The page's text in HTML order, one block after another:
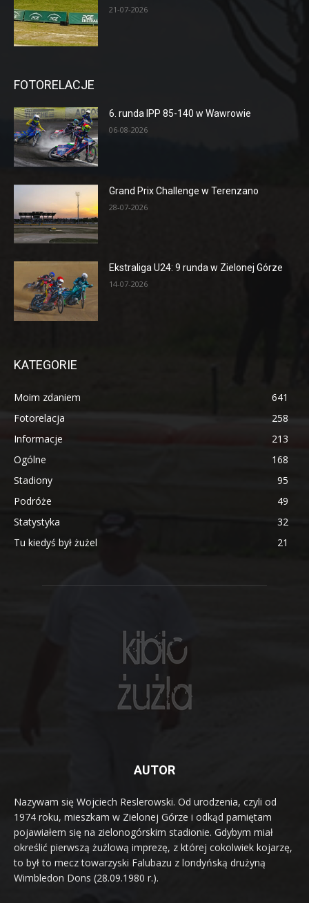
21-07-2026
FOTORELACJE
6. runda IPP 85-140 w Wawrowie
06-08-2026
Grand Prix Challenge w Terenzano
28-07-2026
Ekstraliga U24: 9 runda w Zielonej Górze
14-07-2026
KATEGORIE
Moim zdaniem
641
Fotorelacja
258
Informacje
213
Ogólne
168
Stadiony
95
Podróże
49
Statystyka
32
Tu kiedyś był żużel
21
AUTOR
Nazywam się Wojciech Reslerowski. Od urodzenia, czyli od
1974 roku, mieszkam w Zielonej Górze i odkąd pamiętam
pojawiałem się na zielonogórskim stadionie. Gdybym miał
określić pierwszą żużlową imprezę, z której cokolwiek kojarzę,
to był to mecz towarzyski Falubazu z londyńską drużyną
Wimbledon Dons (28.09.1980 r.).